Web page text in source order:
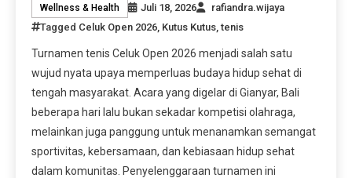
Wellness & Health Juli 18, 2026
rafiandra.wijaya
Tagged Celuk Open 2026 Kutus Kutus ,tenis
Turnamen tenis Celuk Open 2026 menjadi salah satu
wujud nyata upaya memperluas budaya hidup sehat di
tengah masyarakat. Acara yang digelar di Gianyar, Bali
beberapa hari lalu bukan sekadar kompetisi olahraga,
melainkan juga panggung untuk menanamkan semangat
sportivitas, kebersamaan, dan kebiasaan hidup sehat
dalam komunitas. Penyelenggaraan turnamen ini